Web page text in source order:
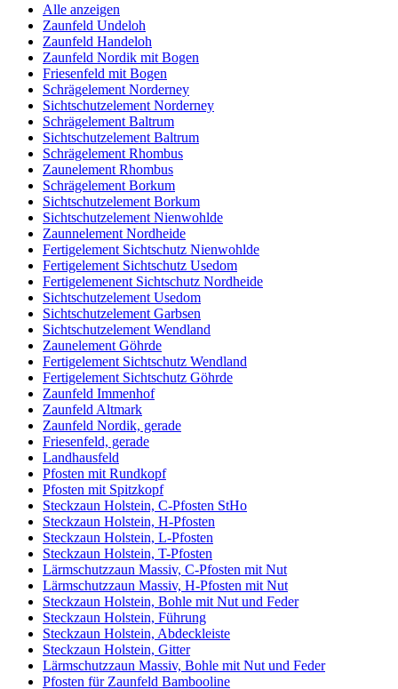
Alle anzeigen
Zaunfeld Undeloh
Zaunfeld Handeloh
Zaunfeld Nordik mit Bogen
Friesenfeld mit Bogen
Schrägelement Norderney
Sichtschutzelement Norderney
Schrägelement Baltrum
Sichtschutzelement Baltrum
Schrägelement Rhombus
Zaunelement Rhombus
Schrägelement Borkum
Sichtschutzelement Borkum
Sichtschutzelement Nienwohlde
Zaunnelement Nordheide
Fertigelement Sichtschutz Nienwohlde
Fertigelement Sichtschutz Usedom
Fertigelemenent Sichtschutz Nordheide
Sichtschutzelement Usedom
Sichtschutzelement Garbsen
Sichtschutzelement Wendland
Zaunelement Göhrde
Fertigelement Sichtschutz Wendland
Fertigelement Sichtschutz Göhrde
Zaunfeld Immenhof
Zaunfeld Altmark
Zaunfeld Nordik, gerade
Friesenfeld, gerade
Landhausfeld
Pfosten mit Rundkopf
Pfosten mit Spitzkopf
Steckzaun Holstein, C-Pfosten StHo
Steckzaun Holstein, H-Pfosten
Steckzaun Holstein, L-Pfosten
Steckzaun Holstein, T-Pfosten
Lärmschutzzaun Massiv, C-Pfosten mit Nut
Lärmschutzzaun Massiv, H-Pfosten mit Nut
Steckzaun Holstein, Bohle mit Nut und Feder
Steckzaun Holstein, Führung
Steckzaun Holstein, Abdeckleiste
Steckzaun Holstein, Gitter
Lärmschutzzaun Massiv, Bohle mit Nut und Feder
Pfosten für Zaunfeld Bambooline